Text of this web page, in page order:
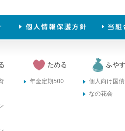
年金定期500
個人向け国債
なの花会